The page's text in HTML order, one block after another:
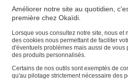
Magasin
Vos informations personnelles
Suivre une commande
Panier
Améliorer notre site au quotidien,
première chez Okaïdi.
Lorsque vous consultez notre site, nous et
des cookies nous permettant de faciliter
d'éventuels problèmes mais aussi de vous
des produits personnalisés.
Certains de nos outils sont exemptés de
qu'au pilotage strictement nécessaire des